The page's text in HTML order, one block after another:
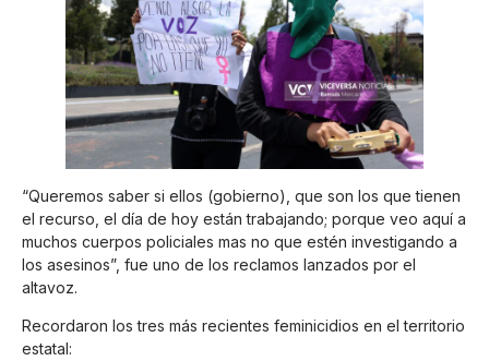
“Queremos saber si ellos (gobierno), que son los que tienen
el recurso, el día de hoy están trabajando; porque veo aquí a
muchos cuerpos policiales mas no que estén investigando a
los asesinos”, fue uno de los reclamos lanzados por el
altavoz.
Recordaron los tres más recientes feminicidios en el territorio
estatal: